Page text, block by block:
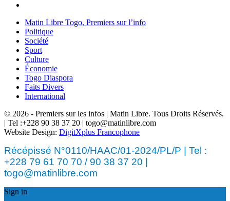
Matin Libre Togo, Premiers sur l’info
Politique
Société
Sport
Culture
Économie
Togo Diaspora
Faits Divers
International
© 2026 - Premiers sur les infos | Matin Libre. Tous Droits Réservés.
| Tel :+228 90 38 37 20 | togo@matinlibre.com
Website Design: DigitXplus Francophone
Récépissé N°0110/HAAC/01-2024/PL/P | Tel :
+228 79 61 70 70 / 90 38 37 20 |
togo@matinlibre.com
Sign in